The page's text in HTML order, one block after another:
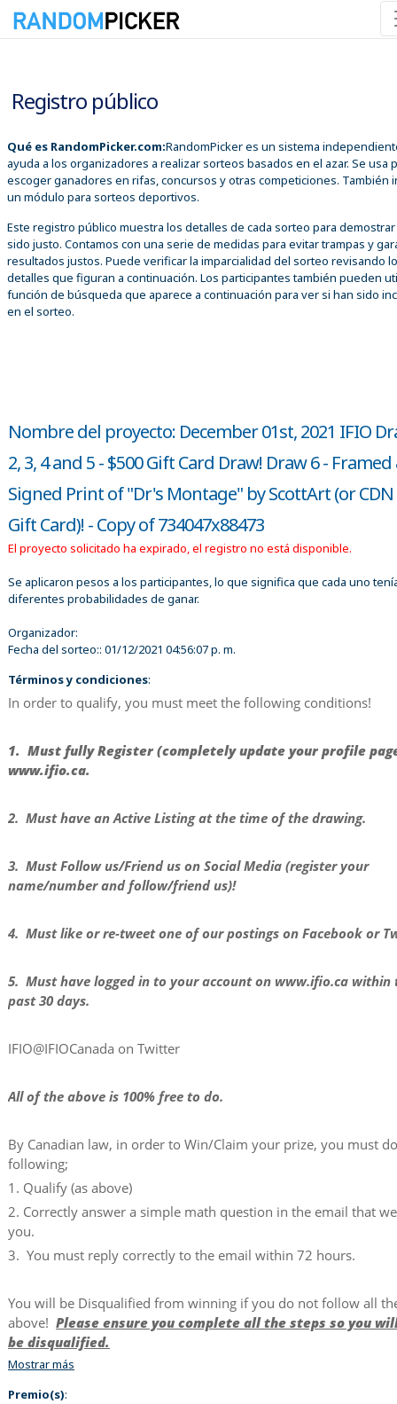
Registro público
Qué es RandomPicker.com:RandomPicker es un sistema
ayuda a los organizadores a realizar sorteos basados en el azar. Se usa
escoger ganadores en rifas, concursos y otras competiciones. También
un módulo para sorteos deportivos.
Este registro público muestra los detalles de cada sorteo para
sido justo. Contamos con una serie de medidas para evitar trampas y
resultados justos. Puede verificar la imparcialidad del sorteo revisando
detalles que figuran a continuación. Los participantes también pueden
función de búsqueda que aparece a continuación para ver si han sido
en el sorteo.
Nombre del proyecto: December 01st, 2021 IFIO
2, 3, 4 and 5 - $500 Gift Card Draw! Draw 6 - Framed
Signed Print of "Dr's Montage" by ScottArt (or CDN
Gift Card)! - Copy of 734047x88473
El proyecto solicitado ha expirado, el registro no está disponible.
Se aplicaron pesos a los participantes, lo que significa que cada uno
diferentes probabilidades de ganar.
Organizador:
Fecha del sorteo:: 01/12/2021 04:56:07 p. m.
Términos y condiciones:
In order to qualify, you must meet the following conditions!
1. Must fully Register (completely update your profile
www.ifio.ca.
2. Must have an Active Listing at the time of the drawing.
3. Must Follow us/Friend us on Social Media (register your
name/number and follow/friend us)!
4. Must like or re-tweet one of our postings on Facebook or
5. Must have logged in to your account on www.ifio.ca within
past 30 days.
IFIO@IFIOCanada on Twitter
All of the above is 100% free to do.
By Canadian law, in order to Win/Claim your prize, you must
following;
1. Qualify (as above)
2. Correctly answer a simple math question in the email that
you.
3. You must reply correctly to the email within 72 hours.
You will be Disqualified from winning if you do not follow all
above! Please ensure you complete all the steps so you
be disqualified.
Mostrar más
Premio(s):